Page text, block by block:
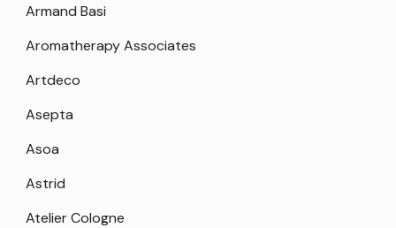
Armand Basi
Aromatherapy Associates
Artdeco
Asepta
Asoa
Astrid
Atelier Cologne